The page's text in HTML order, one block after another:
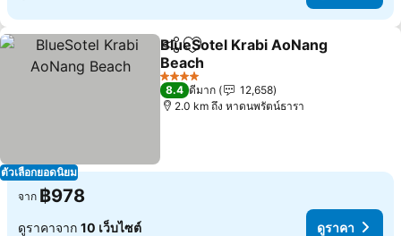
ตัวเลือกยอดนิยม
แชร์ เพิ่มในรายการโปรด
BlueSotel Krabi AoNang
Beach
ดูราคา
4 ดาว
8.4 ดีมาก
12,658
2.0 km ถึง หาดนพรัตน์ธารา
จาก ฿978
ดูราคาจาก 10 เว็บไซต์ ดูราคา